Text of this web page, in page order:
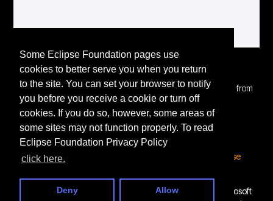
Some Eclipse Foundation pages use
cookies to better serve you when you return
to the site. You can set your browser to notify
you before you receive a cookie or turn off
cookies. If you do so, however, some areas of
some sites may not function properly. To read
Eclipse Foundation Privacy Policy
click here.
Deny Allow
Blog Post Title
Blog post excerpt [1-2 lines]. This text is automatically pulled from
your existing blog post.
Read More
© 2026 All Rights Reserved.
Open VSX Registry
Eclipse
VS Code and Visual Studio Code are trademarks of Microsoft